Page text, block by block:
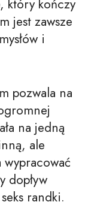
który kończy
jest zawsze
i
pozwala na
na jedną
ale
dopływ
randki.